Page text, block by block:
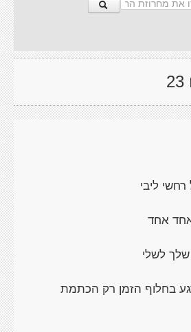
ליבי
אחד אחד
לשלי
בחלוף הזמן רק הכתמת